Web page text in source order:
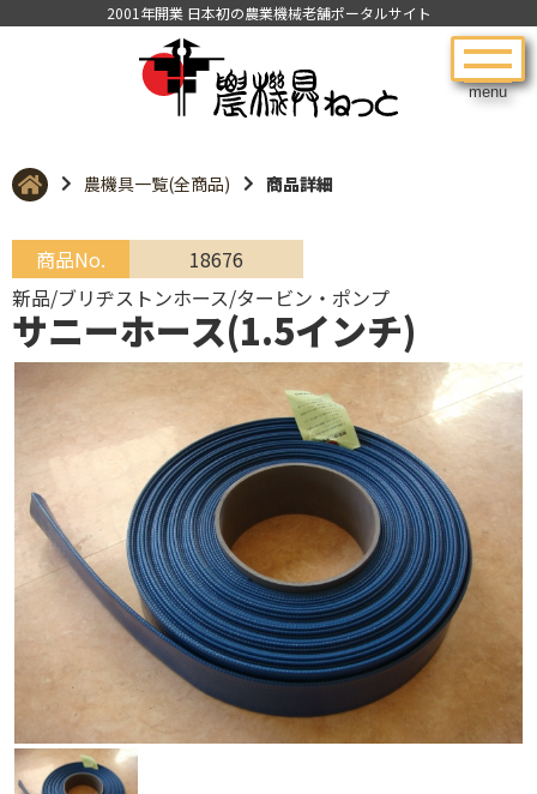
menu
2001年開業 日本初の農業機械老舗ポータルサイト
農機具一覧(全商品) 商品詳細
商品No.
18676
新品/ブリヂストンホース/タービン・ポンプ
サニーホース(1.5インチ)